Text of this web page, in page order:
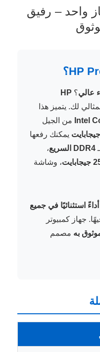
واحد – رفيق
عالي؟ HP
لك. يتميز هذا
Intel من الجيل
يمكنك رفعها
DDR4 السريع
،
، وشاشة
أداءً استثنائيًا في جميع
جهاز كمبيوتر
به مصمم